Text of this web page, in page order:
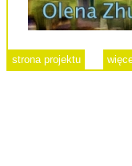
strona projektu